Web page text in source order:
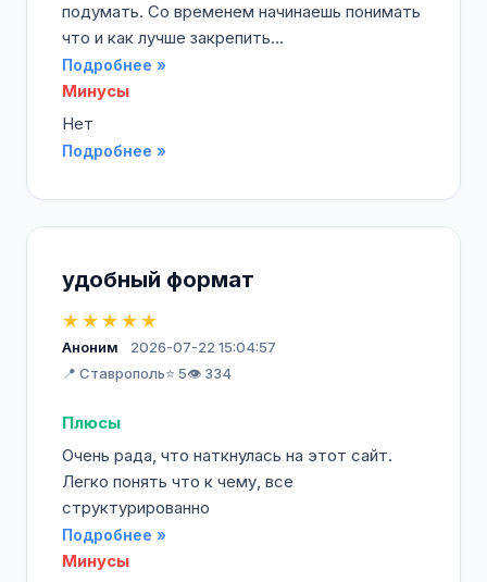
подумать. Со временем начинаешь понимать
что и как лучше закрепить...
Подробнее »
Минусы
Нет
Подробнее »
удобный формат
★★★★★
Аноним
2026-07-22 15:04:57
📍 Ставрополь⭐ 5👁️ 334
Плюсы
Очень рада, что наткнулась на этот сайт.
Легко понять что к чему, все
структурированно
Подробнее »
Минусы